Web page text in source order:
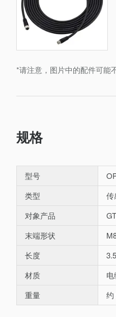
*请注意，图片中的配件可能
规格
型号
类型
传
对象产品
末端形状
长度
材质
重量
约